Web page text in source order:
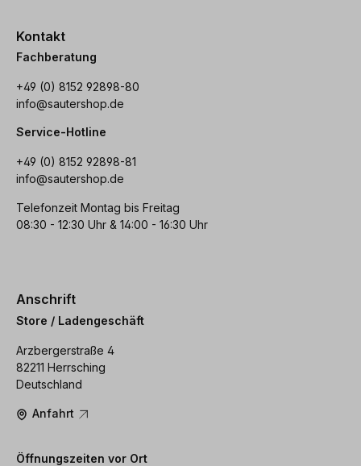
Kontakt
Fachberatung
+49 (0) 8152 92898-80
info@sautershop.de
Service-Hotline
+49 (0) 8152 92898-81
info@sautershop.de
Telefonzeit Montag bis Freitag
08:30 - 12:30 Uhr & 14:00 - 16:30 Uhr
Anschrift
Store / Ladengeschäft
Arzbergerstraße 4
82211 Herrsching
Deutschland
Anfahrt
Öffnungszeiten vor Ort